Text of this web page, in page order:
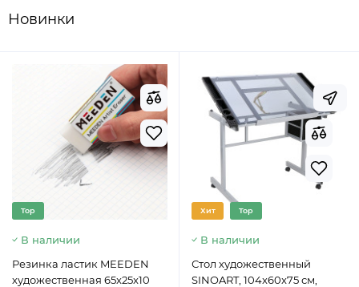
Новинки
Top
В наличии
Резинка ластик MEEDEN
художественная 65x25x10
Хит Top
В наличии
Стол художественный
SINOART, 104x60x75 см,